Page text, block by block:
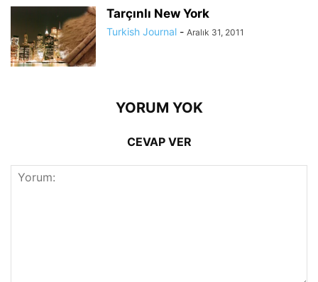
Tarçınlı New York
Turkish Journal - Aralık 31, 2011
YORUM YOK
CEVAP VER